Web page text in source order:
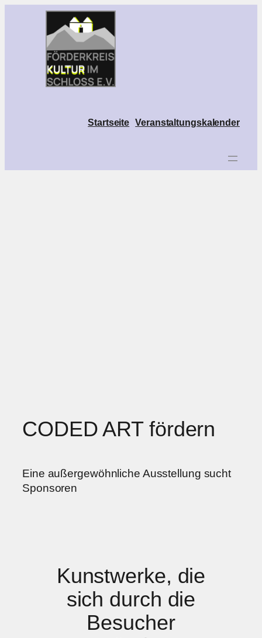
Startseite Veranstaltungskalender
CODED ART fördern
Eine außergewöhnliche Ausstellung sucht
Sponsoren
Kunstwerke, die
sich durch die
Besucher